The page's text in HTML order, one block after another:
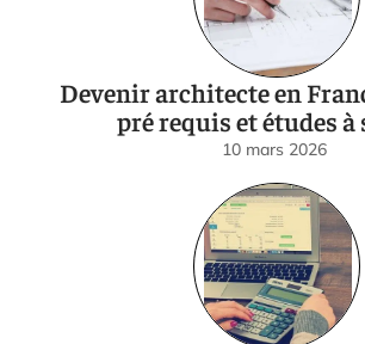
Devenir architecte en
pré requis et études
10 mars 2026